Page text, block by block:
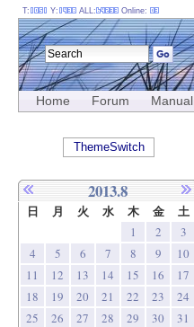
Home Forum Manual
T: Y: ALL: Online:
ThemeSwitch
2013.8
日 月 火 水 木 金 土
1 2
3
4
5 6 7 8 9
10
11
12 13 14 15 16
17
18
19 20 21 22 23
24
25
26 27 28 29 30 31